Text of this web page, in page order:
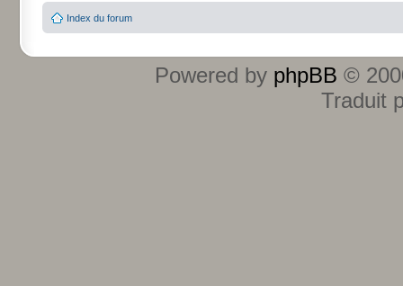
Index du forum
Powered by phpBB ©
Traduit